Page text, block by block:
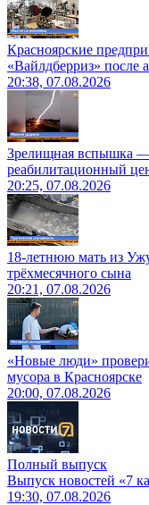
Красноярские
«Вайлдберриз» после
20:38, 07.08.2026
Зрелищная вспышка —
реабилитационный
20:25, 07.08.2026
18-летнюю мать из
трёхмесячного сына
20:21, 07.08.2026
«Новые люди»
мусора в Красноярске
20:00, 07.08.2026
Полный выпуск
Выпуск новостей «7
19:30, 07.08.2026